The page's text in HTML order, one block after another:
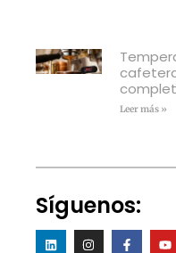
Leer más »
Síguenos: